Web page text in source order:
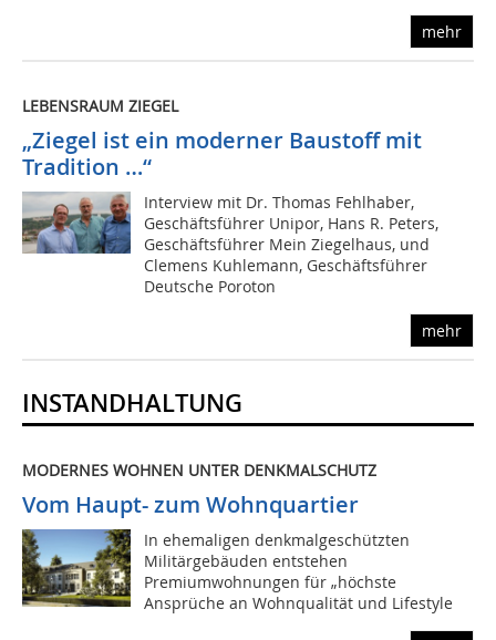
mehr
LEBENSRAUM ZIEGEL
„Ziegel ist ein moderner Baustoff mit
Tradition …“
Interview mit Dr. Thomas Fehlhaber,
Geschäftsführer Unipor, Hans R. Peters,
Geschäftsführer Mein Ziegelhaus, und
Clemens Kuhlemann, Geschäftsführer
Deutsche Poroton
mehr
INSTANDHALTUNG
MODERNES WOHNEN UNTER DENKMALSCHUTZ
Vom Haupt- zum Wohnquartier
In ehemaligen denkmalgeschützten
Militärgebäuden entstehen
Premiumwohnungen für „höchste
Ansprüche an Wohnqualität und Lifestyle